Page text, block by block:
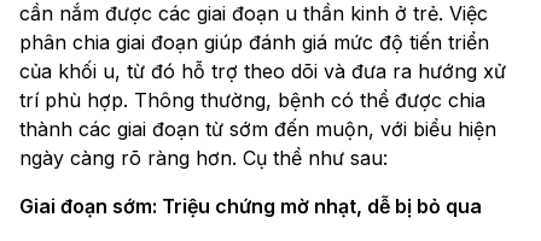
cần nắm được các giai đoạn u thần kinh ở trẻ. Việc
phân chia giai đoạn giúp đánh giá mức độ tiến triển
của khối u, từ đó hỗ trợ theo dõi và đưa ra hướng xử
trí phù hợp. Thông thường, bệnh có thể được chia
thành các giai đoạn từ sớm đến muộn, với biểu hiện
ngày càng rõ ràng hơn. Cụ thể như sau:
Giai đoạn sớm: Triệu chứng mờ nhạt, dễ bị bỏ qua